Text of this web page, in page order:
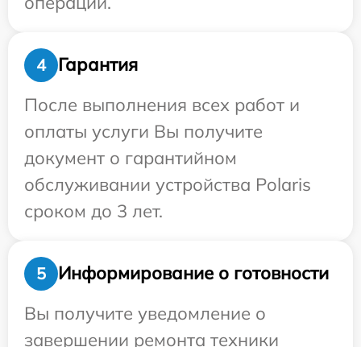
4
Гарантия
После выполнения всех работ и
оплаты услуги Вы получите
документ о гарантийном
обслуживании устройства Polaris
сроком до 3 лет.
5
Информирование о готовности
Вы получите уведомление о
завершении ремонта техники